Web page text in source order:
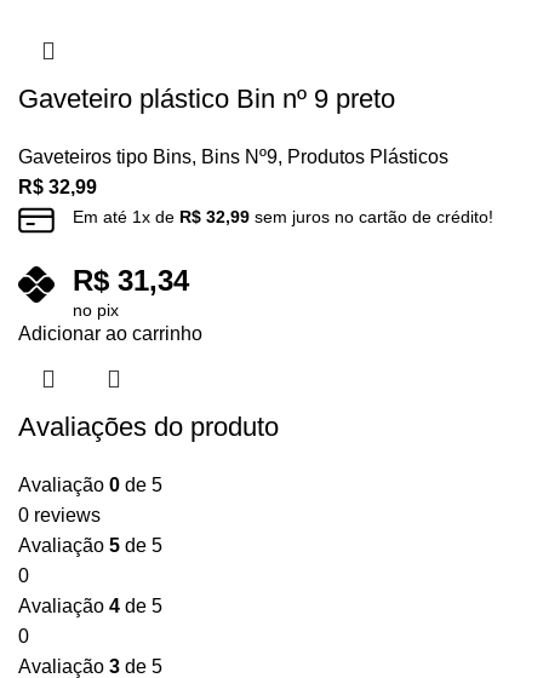
Gaveteiro plástico Bin nº 9 preto
Gaveteiros tipo Bins, Bins Nº9, Produtos Plásticos
R$ 32,99
Em até 1x de R$ 32,99 sem juros no cartão de crédito!
R$ 31,34
no pix
Adicionar ao carrinho
Avaliações do produto
Avaliação 0 de 5
0 reviews
Avaliação 5 de 5
0
Avaliação 4 de 5
0
Avaliação 3 de 5